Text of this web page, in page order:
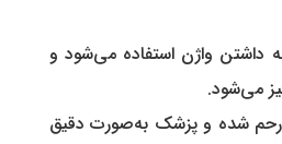
داشتن واژن استفاده می‌شود و
می‌شود.
شده و پزشک به‌صورت دقیق